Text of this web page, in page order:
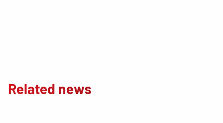
Related news